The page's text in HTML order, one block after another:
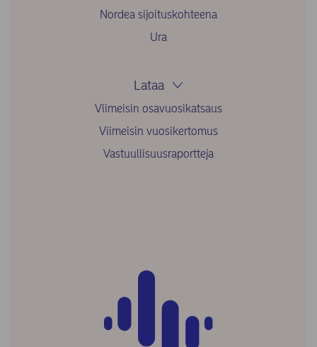
Nordea sijoituskohteena
Ura
Lataa
Viimeisin osavuosikatsaus
Viimeisin vuosikertomus
Vastuullisuusraportteja